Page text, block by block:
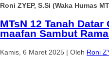
Roni ZYEP, S.Si (Waka Humas
MTsN 12 Tanah
maafan Sambut
Kamis, 6 Maret 2025 | Oleh Roni